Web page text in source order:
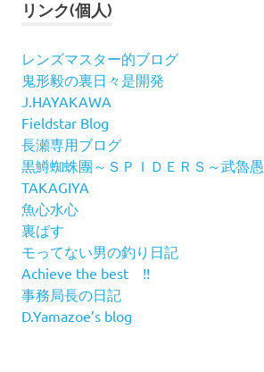
リンク(個人)
レンズマスター的ブログ
鬼形毅の裏日々是開発
J.HAYAKAWA
Fieldstar Blog
長瀬専用ブログ
黒鱒蜘蛛團～ＳＰＩＤＥＲＳ～武魯愚
TAKAGIYA
魚心水心
裏ばす
モってない男の釣り日記
Achieve the best !!
事務局長の日記
D.Yamazoe’s blog